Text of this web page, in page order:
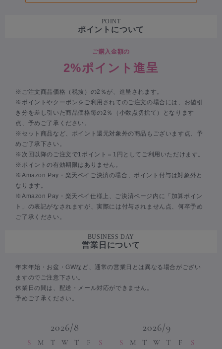
POINT
ポイントについて
ご購入金額の
2%ポイント進呈
※ご注文商品価格（税抜）の2％が、進呈されます。
※ポイントやクーポンをご利用されてのご注文の場合には、お値引
き分を差し引いた商品価格毎の2％（小数点切捨て）となります
点、予めご了承ください。
※セット商品など、ポイント還元対象外の商品もございます点、予
めご了承下さい。
※次回以降のご注文で1ポイント＝1円としてご利用いただけます。
※ポイントの有効期限はありません。
※Amazon Pay・楽天ペイご決済の場合、ポイント付与は対象外と
なります。
※Amazon Pay・楽天ペイ仕様上、ご決済ページ内に「加算ポイン
ト」の表記がなされますが、実際には付与されません点、何卒予め
ご了承ください。
BUSINESS DAY
営業日について
年末年始・お盆・GWなど、通常の営業日とは異なる場合がござい
ますのでご注意下さい。
休業日の間は、配送・メール対応ができません。
予めご了承ください。
2026/8
S M T W T F
S
2026/9
S M T W T F
S